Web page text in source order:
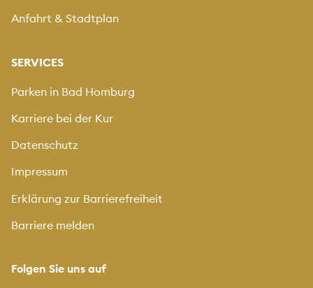
Anfahrt & Stadtplan
SERVICES
Parken in Bad Homburg
Karriere bei der Kur
Datenschutz
Impressum
Erklärung zur Barrierefreiheit
Barriere melden
Folgen Sie uns auf